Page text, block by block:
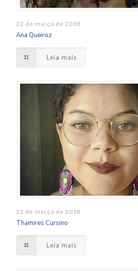
22 de março de 2018
Ana Queiroz
Leia mais
22 de março de 2018
Thamires Cursino
Leia mais